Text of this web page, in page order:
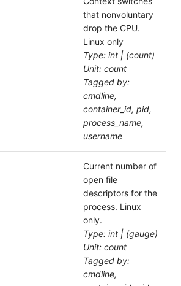
that nonvoluntary
drop the CPU.
Linux only
Type: int | (count)
Unit: count
Tagged by:
cmdline,
container_id, pid,
process_name,
username
Current number of
open file
descriptors for the
process. Linux
only.
Type: int | (gauge)
Unit: count
Tagged by:
cmdline,